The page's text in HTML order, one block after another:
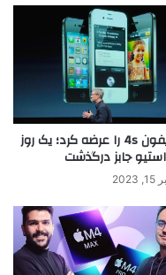
اپل آیفون 4s را عرضه کرد؛ یک روز
جابز درگذشت